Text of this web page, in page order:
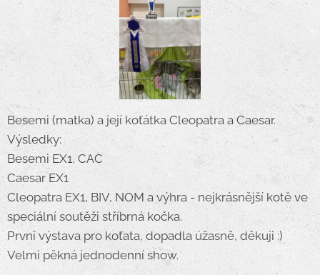
Besemi (matka) a její koťátka Cleopatra a Caesar.
Výsledky:
Besemi EX1, CAC
Caesar EX1
Cleopatra EX1, BIV, NOM a výhra - nejkrásnější kotě ve
speciální soutěži stříbrná kočka.
První výstava pro koťata, dopadla úžasně, děkuji :)
Velmi pěkná jednodenní show.